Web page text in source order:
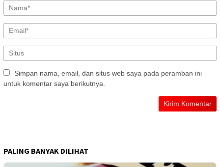
Simpan nama, email, dan situs web saya pada peramban ini
untuk komentar saya berikutnya.
PALING BANYAK DILIHAT